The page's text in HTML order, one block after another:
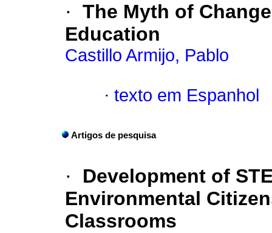
· The Myth of
Education
Castillo Armijo, Pablo
· texto em Espanhol
Artigos de pesquisa
·
Development of
Environmental
Classrooms